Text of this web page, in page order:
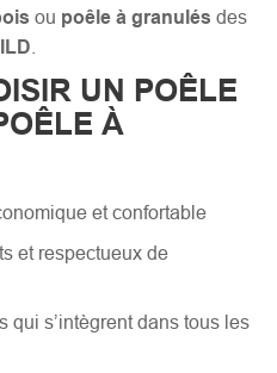
ou poêle à granulés des
UN POÊLE
À
et confortable
et respectueux de
qui s’intègrent dans tous les